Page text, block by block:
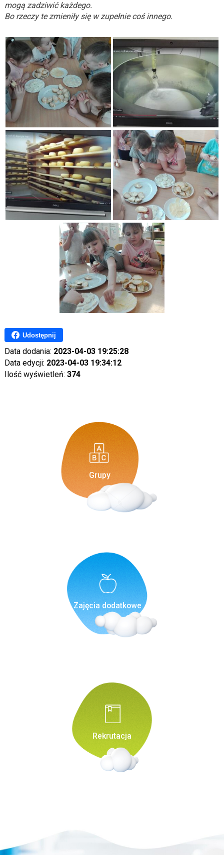
mogą zadziwić każdego.
Bo rzeczy te zmieniły się w zupełnie coś innego.
Udostępnij
Data dodania: 2023-04-03 19:25:28
Data edycji: 2023-04-03 19:34:12
Ilość wyświetleń: 374
Grupy
Zajęcia dodatkowe
Rekrutacja